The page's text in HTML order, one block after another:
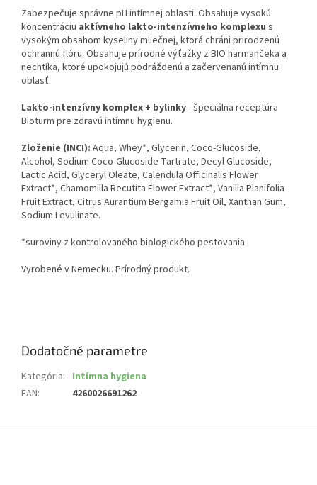
Zabezpečuje správne pH intímnej oblasti. Obsahuje vysokú
koncentráciu aktívneho lakto-intenzívneho komplexu s
vysokým obsahom kyseliny mliečnej, ktorá chráni prirodzenú
ochrannú flóru. Obsahuje prírodné výťažky z BIO harmančeka a
nechtíka, ktoré upokojujú podráždenú a začervenanú intímnu
oblasť.
Lakto-intenzívny komplex + bylinky- špeciálna receptúra
Bioturm pre zdravú intímnu hygienu.
Zloženie (INCI): Aqua, Whey*, Glycerin, Coco-Glucoside,
Alcohol, Sodium Coco-Glucoside Tartrate, Decyl Glucoside,
Lactic Acid, Glyceryl Oleate, Calendula Officinalis Flower
Extract*, Chamomilla Recutita Flower Extract*, Vanilla Planifolia
Fruit Extract, Citrus Aurantium Bergamia Fruit Oil, Xanthan Gum,
Sodium Levulinate.
*suroviny z kontrolovaného biologického pestovania
Vyrobené v Nemecku. Prírodný produkt.
Dodatočné parametre
Kategória: Intímna hygiena
EAN: 4260026691262